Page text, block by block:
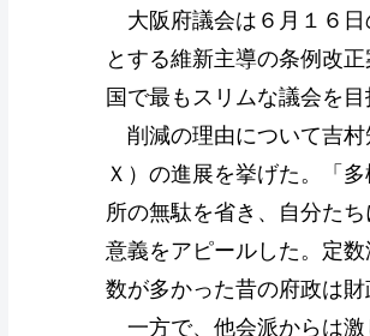
大阪府議会は６月１６日
とする維新主導の条例改
国で最もスリムな議会を
削減の理由について吉村
Ｘ）の進展を挙げた。「
所の無駄を省き、自分た
意義をアピールした。定
数が多かった昔の府政は
一方で、他会派からは激